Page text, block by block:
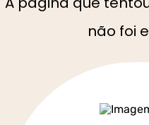
não foi